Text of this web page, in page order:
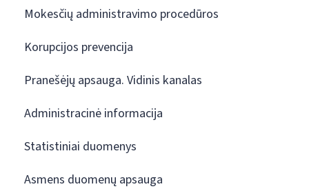
Mokesčių administravimo procedūros
Korupcijos prevencija
Pranešėjų apsauga. Vidinis kanalas
Administracinė informacija
Statistiniai duomenys
Asmens duomenų apsauga